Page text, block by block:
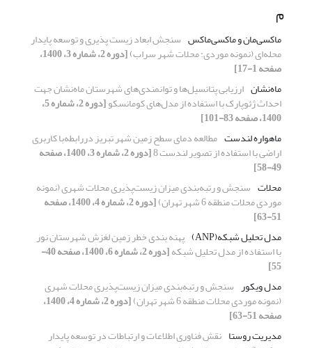
م
ماکسی‌مان و ماکسی‌ماکس سنجش ابعاد زیست پذیری و توسعه پایدار
محله‌ای (نمونه موردی: محلات شهر سراب) [دوره 2، شماره 3، 1400،
صفحه 1-17]
ماه‌نشان ارزیابی پتانسیل‌ها و توانمندی‌های شهرستان ماه‌نشان جهت
احداث ژئوپارک با استفاده از مدل‌های کومانسکو‌‌‌‌‌‌‌‌ [دوره 2، شماره 5،
1400، صفحه 83-101]
ماهواره لندست مطالعه دمای سطح زمین شهر تبریز دررابطه‌با کاربری
اراضی با استفاده از تصویر لندست 8 [دوره 2، شماره 3، 1400، صفحه
49-58]
محلات سنجش و رتبه‌بندی میزان زیست‌پذیری محلات شهری (نمونه
موردی محلات منطقه 6 شهر تهران) [دوره 2، شماره 4، 1400، صفحه
51-63]
مدل تحلیل شبکه(ANP)
پهنه بندی خطر زمین لغزش شهرستان نور
با استفاده از مدل تحلیل شبکه [دوره 2، شماره 6، 1400، صفحه 40-
55]
مدل ویکور سنجش و رتبه‌بندی میزان زیست‌پذیری محلات شهری
(نمونه موردی محلات منطقه 6 شهر تهران) [دوره 2، شماره 4، 1400،
صفحه 51-63]
مدیریت روستا نقش فناوری اطلاعات و ارتباطات در توسعه پایدار